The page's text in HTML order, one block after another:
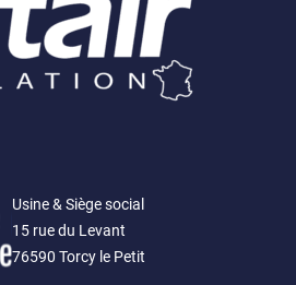
Usine & Siège social
15 rue du Levant
76590 Torcy le Petit